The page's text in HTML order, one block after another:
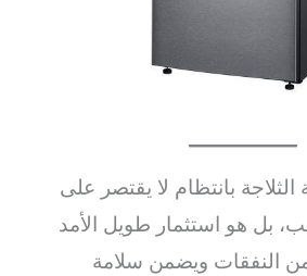
بانتظام لا يقتصر على
بل هو استثمار طويل الأمد
من النفقات ويضمن سلامة